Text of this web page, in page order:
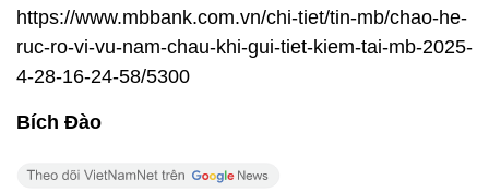
https://www.mbbank.com.vn/chi-tiet/tin-mb/chao-he-
ruc-ro-vi-vu-nam-chau-khi-gui-tiet-kiem-tai-mb-2025-
4-28-16-24-58/5300
Bích Đào